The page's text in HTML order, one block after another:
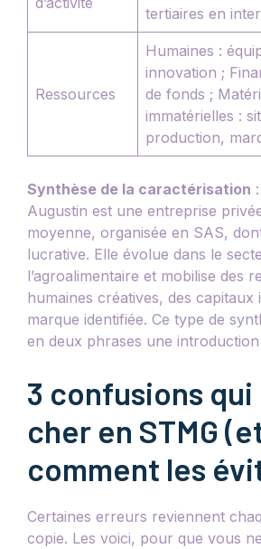
tertiaires en
Ressources
Humaines :
innovation ;
de fonds ;
immatérielles :
production,
Synthèse de la caractérisation
Augustin est une entreprise
moyenne, organisée en SAS,
lucrative. Elle évolue dans le
l’agroalimentaire et mobilise des
humaines créatives, des capitaux
marque identifiée. Ce type de
en deux phrases une introduction
3 confusions
cher en STMG
comment les
Certaines erreurs reviennent
copie. Les voici, pour que vous